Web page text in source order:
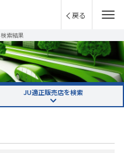
戻る
検索結果
JU適正販売店を検索